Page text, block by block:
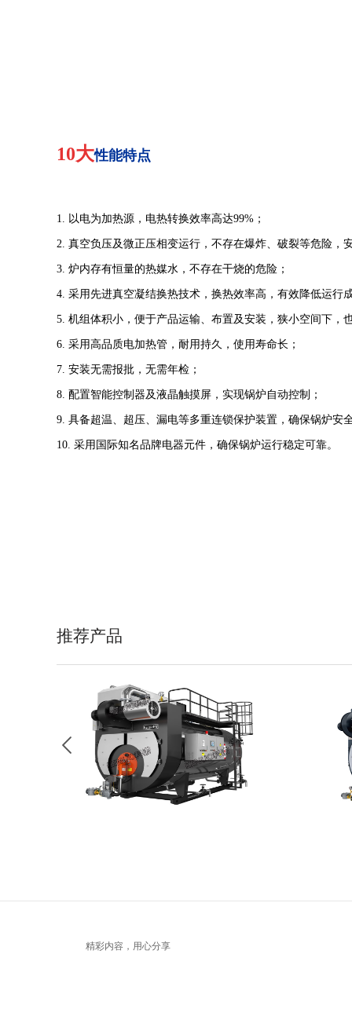
10大性能特点
1. 以电为加热源，电热转换效率高达99%；
2. 真空负压及微正压相变运行，不存在爆炸、破裂等危险，
3. 炉内存有恒量的热媒水，不存在干烧的危险；
4. 采用先进真空凝结换热技术，换热效率高，有效降低运行
5. 机组体积小，便于产品运输、布置及安装，狭小空间下，
6. 采用高品质电加热管，耐用持久，使用寿命长；
7. 安装无需报批，无需年检；
8. 配置智能控制器及液晶触摸屏，实现锅炉自动控制；
9. 具备超温、超压、漏电等多重连锁保护装置，确保锅炉安
10. 采用国际知名品牌电器元件，确保锅炉运行稳定可靠。
推荐产品
精彩内容，用心分享